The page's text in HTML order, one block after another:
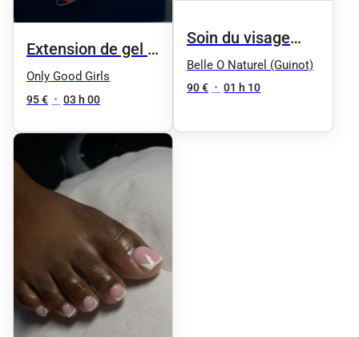
Extension de gel +
manucure + vernis
sp (Chablon ou
Only Good Girls
95 € • 03 h 00
Soin du visage
"Aqua Phyt's" by
Phyt's - Femme
Belle O Naturel (Guinot)
90 € • 01 h 10